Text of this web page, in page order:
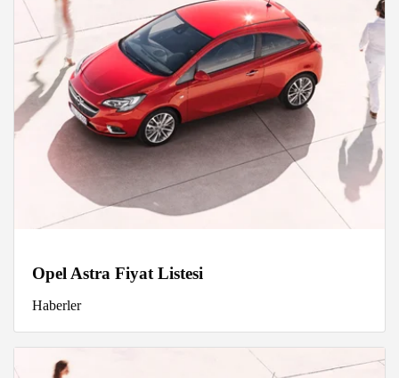
Opel Astra Fiyat Listesi
Haberler